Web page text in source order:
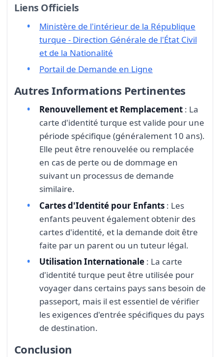
Liens Officiels
Ministère de l'intérieur de la République
turque - Direction Générale de l'État Civil
et de la Nationalité
Portail de Demande en Ligne
Autres Informations Pertinentes
Renouvellement et Remplacement : La
carte d'identité turque est valide pour une
période spécifique (généralement 10 ans).
Elle peut être renouvelée ou remplacée
en cas de perte ou de dommage en
suivant un processus de demande
similaire.
Cartes d'Identité pour Enfants : Les
enfants peuvent également obtenir des
cartes d'identité, et la demande doit être
faite par un parent ou un tuteur légal.
Utilisation Internationale : La carte
d'identité turque peut être utilisée pour
voyager dans certains pays sans besoin de
passeport, mais il est essentiel de vérifier
les exigences d'entrée spécifiques du pays
de destination.
Conclusion